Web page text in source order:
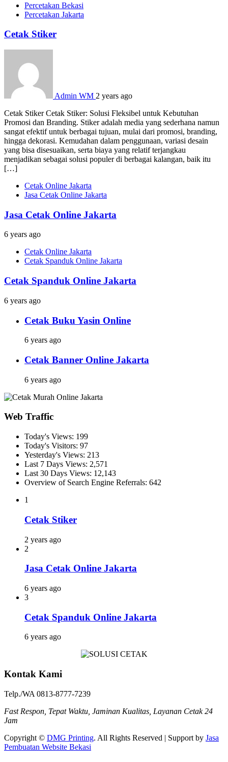
Percetakan Bekasi
Percetakan Jakarta
Cetak Stiker
Admin WM 2 years ago
Cetak Stiker Cetak Stiker: Solusi Fleksibel untuk Kebutuhan
Promosi dan Branding. Stiker adalah media yang sederhana namun
sangat efektif untuk berbagai tujuan, mulai dari promosi, branding,
hingga dekorasi. Kemudahan dalam penggunaan, variasi desain
yang bisa disesuaikan, serta biaya yang relatif terjangkau
menjadikan sebagai solusi populer di berbagai kalangan, baik itu
[…]
Cetak Online Jakarta
Jasa Cetak Online Jakarta
Jasa Cetak Online Jakarta
6 years ago
Cetak Online Jakarta
Cetak Spanduk Online Jakarta
Cetak Spanduk Online Jakarta
6 years ago
Cetak Buku Yasin Online
6 years ago
Cetak Banner Online Jakarta
6 years ago
Web Traffic
Today's Views: 199
Today's Visitors: 97
Yesterday's Views: 213
Last 7 Days Views: 2,571
Last 30 Days Views: 12,143
Overview of Search Engine Referrals: 642
1
Cetak Stiker
2 years ago
2
Jasa Cetak Online Jakarta
6 years ago
3
Cetak Spanduk Online Jakarta
6 years ago
Kontak Kami
Telp./WA 0813-8777-7239
Fast Respon, Tepat Waktu, Jaminan Kualitas, Layanan Cetak 24
Jam
Copyright © DMG Printing. All Rights Reserved | Support by Jasa
Pembuatan Website Bekasi